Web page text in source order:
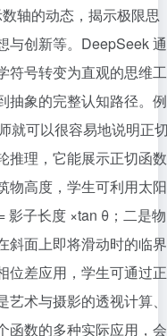
轴的动态，揭示极限思
与创新等。DeepSeek 通
符号转变为直观的思维工
抽象的完整认知路径。例
就可以很容易地说明正
推理，它能展示正切函数
物高度，学生可利用太阳
影子长度 ×tan θ；二是物
斜面上即将滑动时的临界
位差应用，学生可通过正
术与摄影的透视计算、
函数的多种实际应用，会